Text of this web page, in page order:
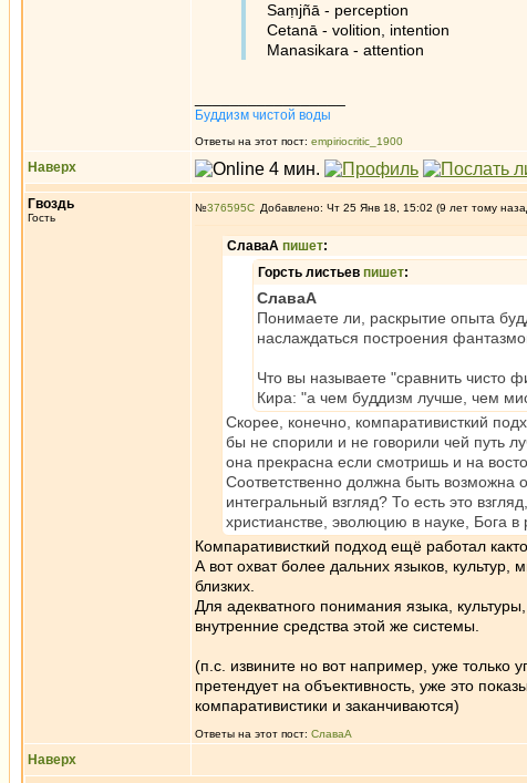
Saṃjñā - perception
Cetanā - volition, intention
Manasikara - attention
Буддизм чистой воды
Ответы на этот пост: empiriocritic_1900
Наверх
Гвоздь
Гость
№376595 Добавлено: Чт 25 Янв 18, 15:02 (9 лет тому
СлаваА пишет:
Горсть листьев пишет:
СлаваА
Понимаете ли, раскрытие опыта
наслаждаться построения
Что вы называете "сравнить чисто
Кира: "а чем буддизм лучше, чем
Скорее, конечно, компаративисткий
бы не спорили и не говорили чей путь
она прекрасна если смотришь и на
Соответственно должна быть
интегральный взгляд? То есть это
христианстве, эволюцию в науке, Бога в
Компаративисткий подход ещё работал
А вот охват более дальних языков,
близких.
Для адекватного понимания языка,
внутренние средства этой же системы.
(п.с. извините но вот например, уже только
претендует на объективность, уже это
компаративистики и заканчиваются)
Ответы на этот пост: СлаваА
Наверх